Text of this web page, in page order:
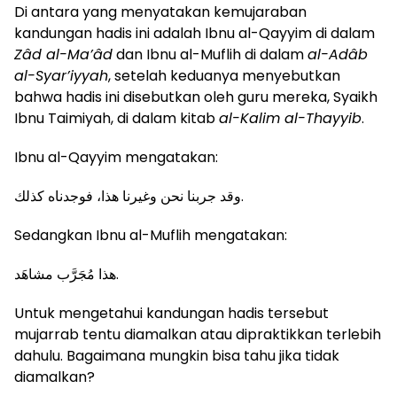
Di antara yang menyatakan kemujaraban
kandungan hadis ini adalah Ibnu al-Qayyim di dalam
Zâd al-Ma’âddan Ibnu al-Muflih di dalamal-Adâb
al-Syar’iyyah, setelah keduanya menyebutkan
bahwa hadis ini disebutkan oleh guru mereka, Syaikh
Ibnu Taimiyah, di dalam kitabal-Kalim al-Thayyib.
Ibnu al-Qayyim mengatakan:
وقد جربنا نحن وغيرنا هذا، فوجدناه كذلك.
Sedangkan Ibnu al-Muflih mengatakan:
هذا مُجَرَّب مشاهَد.
Untuk mengetahui kandungan hadis tersebut
mujarrab tentu diamalkan atau dipraktikkan terlebih
dahulu. Bagaimana mungkin bisa tahu jika tidak
diamalkan?